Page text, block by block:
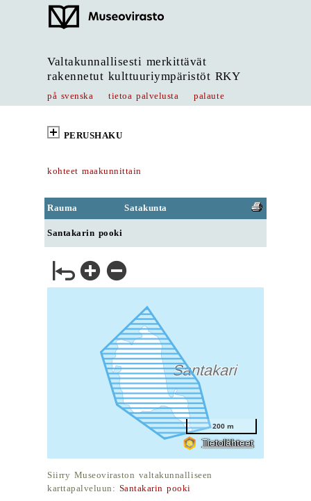
Valtakunnallisesti merkittävät
rakennetut kulttuuriympäristöt RKY
på svenska tietoa palvelusta palaute
PERUSHAKU
kohteet maakunnittain
Rauma Satakunta
Santakarin pooki
Siirry Museoviraston valtakunnalliseen
karttapalveluun: Santakarin pooki